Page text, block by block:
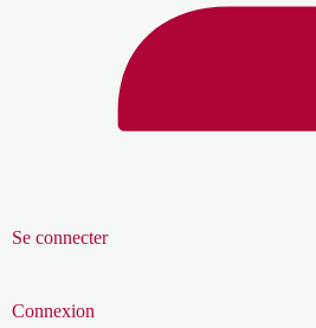
Se connecter
Connexion